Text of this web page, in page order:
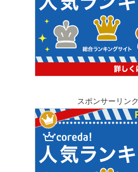
スポンサーリンク